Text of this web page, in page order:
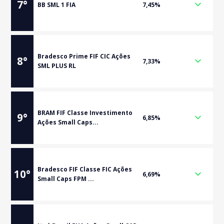
7° BB SML 1 FIA 7,45%
8°
Bradesco Prime FIF CIC Ações
SML PLUS RL
7,33%
9°
BRAM FIF Classe Investimento
Ações Small Caps...
6,85%
10°
Bradesco FIF Classe FIC Ações
Small Caps FPM ...
6,69%